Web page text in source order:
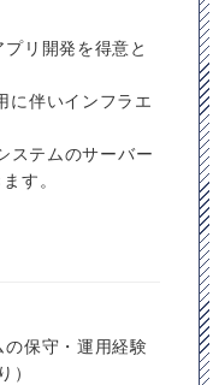
リ開発を得意と
に伴いインフラエ
ステムのサーバー
す。
の保守・運用経験
）